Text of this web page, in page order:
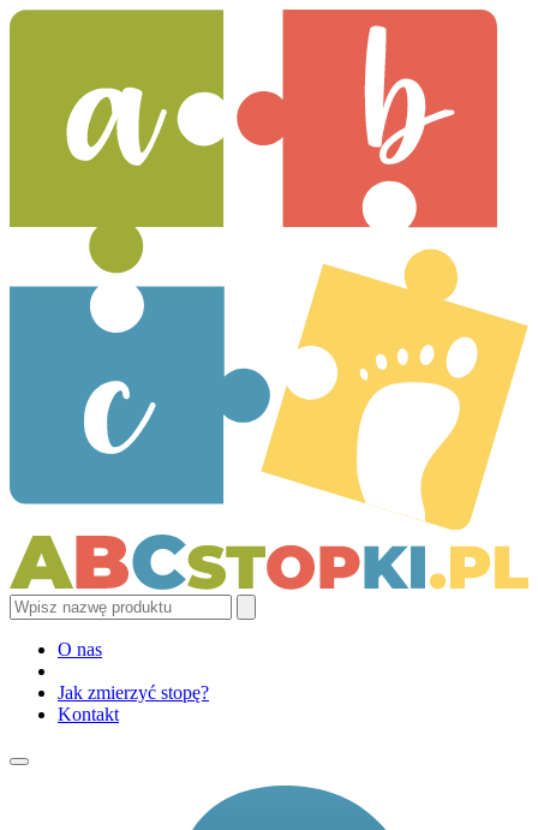
O nas
Jak zmierzyć stopę?
Kontakt